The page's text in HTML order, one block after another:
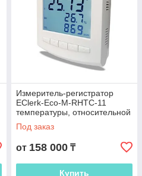
Измеритель-регистратор
EClerk-Eco-M-RHTC-11
температуры, относительной
влажности, уровня CO2 в
воздухе, с
Под заказ
от 158 000 ₸
Купить